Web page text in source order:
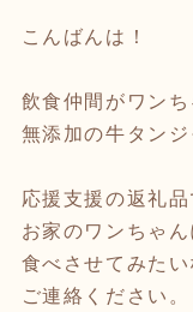
こんばんは！
飲食仲間がワンち
無添加の牛タン
応援支援の返礼
お家のワンちゃん
食べさせてみた
ご連絡ください。